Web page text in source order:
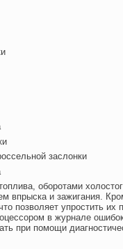
заслонки
оборотами
впрыска и зажигания.
позволяет упростить их
в журнале
при помощи